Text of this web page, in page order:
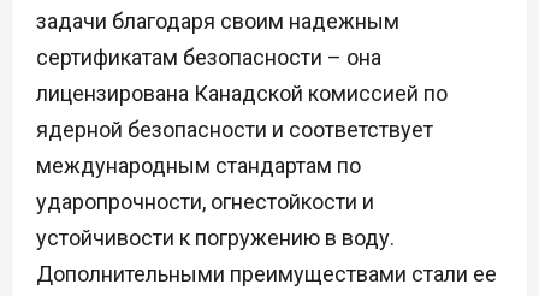
задачи благодаря своим надежным
сертификатам безопасности – она
лицензирована Канадской комиссией по
ядерной безопасности и соответствует
международным стандартам по
ударопрочности, огнестойкости и
устойчивости к погружению в воду.
Дополнительными преимуществами стали ее